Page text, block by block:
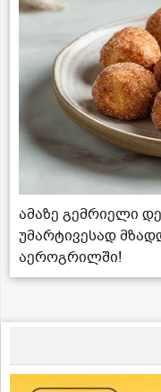
ამაზე გემრიელი
უმარტივესად
აეროგრილში!